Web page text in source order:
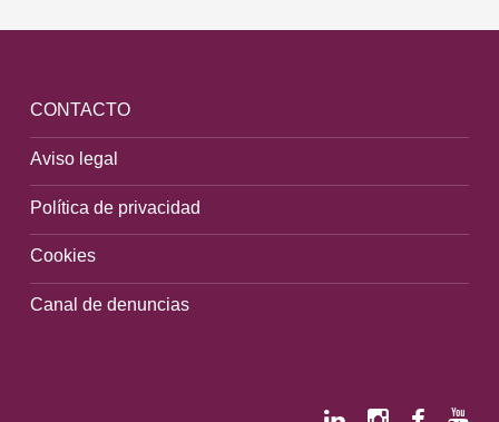
CONTACTO
Aviso legal
Política de privacidad
Cookies
Canal de denuncias